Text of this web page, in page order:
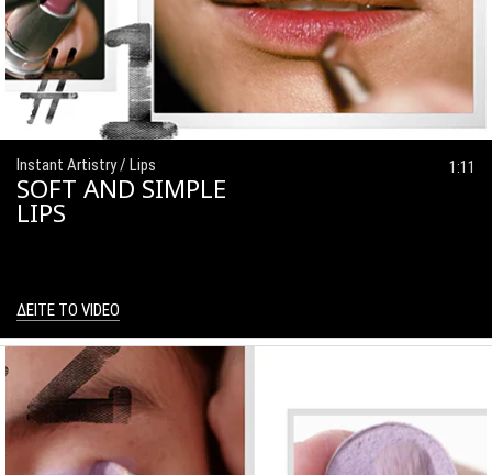
1:11
Instant Artistry / Lips
SOFT AND SIMPLE
LIPS
ΔΕΙΤΕ ΤΟ VIDEO